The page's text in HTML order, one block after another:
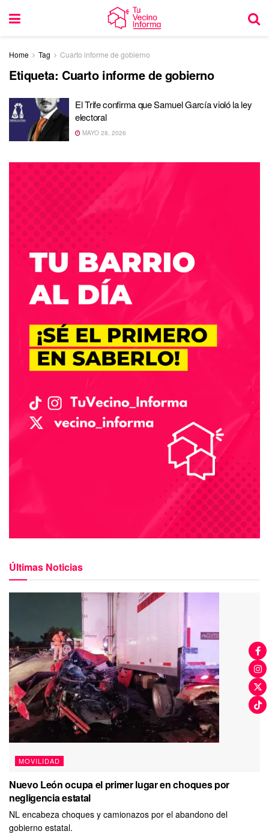
Home Tag Cuarto informe de gobierno
Etiqueta: Cuarto informe de gobierno
El Trife confirma que Samuel García violó la ley
electoral
MAYO 28, 2026
Últimas Noticias
MOVILIDAD
Nuevo León ocupa el primer lugar en choques por
negligencia estatal
NL encabeza choques y camionazos por el abandono del
gobierno estatal.